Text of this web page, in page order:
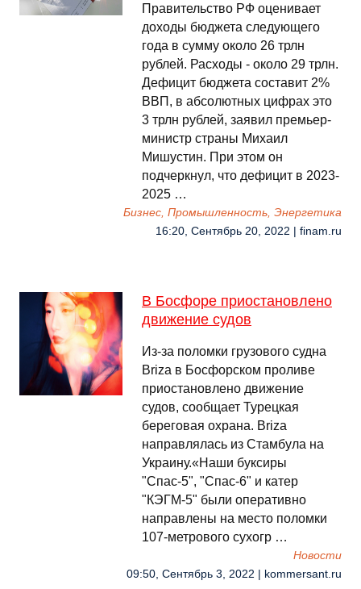
Правительство РФ оценивает
доходы бюджета следующего
года в сумму около 26 трлн
рублей. Расходы - около 29 трлн.
Дефицит бюджета составит 2%
ВВП, в абсолютных цифрах это
3 трлн рублей, заявил премьер-
министр страны Михаил
Мишустин. При этом он
подчеркнул, что дефицит в 2023-
2025 …
Бизнес, Промышленность, Энергетика
16:20, Сентябрь 20, 2022 | finam.ru
В Босфоре приостановлено
движение судов
Из-за поломки грузового судна
Briza в Босфорском проливе
приостановлено движение
судов, сообщает Турецкая
береговая охрана. Briza
направлялась из Стамбула на
Украину.«Наши буксиры
"Спас-5", "Спас-6" и катер
"КЭГМ-5" были оперативно
направлены на место поломки
107-метрового сухогр …
Новости
09:50, Сентябрь 3, 2022 | kommersant.ru